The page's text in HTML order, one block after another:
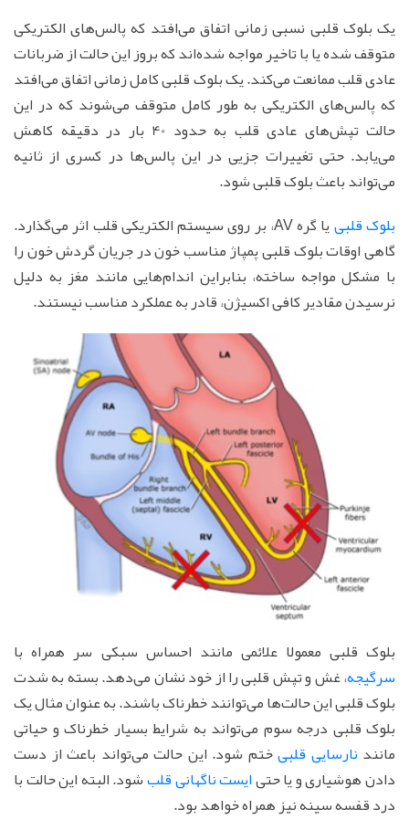
یک بلوک قلبی نسبی زمانی اتفاق می‌افتد که پالس‌های الکتریکی
متوقف شده یا با تاخیر مواجه شده‌اند که بروز این حالت از ضربانات
عادی قلب ممانعت می‌کند. یک بلوک قلبی کامل زمانی اتفاق می‌افتد
که پالس‌های الکتریکی به طور کامل متوقف می‌شوند که در این
حالت تپش‌های عادی قلب به حدود 40 بار در دقیقه کاهش
می‌یابد. حتی تغییرات جزیی در این پالس‌ها در کسری از ثانیه
می‌تواند باعث بلوک قلبی شود.
بلوک قلبی
یا گره AV، بر روی سیستم الکتریکی قلب اثر می‌گذارد.
گاهی اوقات بلوک قلبی پمپاژ مناسب خون در جریان گردش خون را
با مشکل مواجه ساخته، بنابراین اندام‌هایی مانند مغز به دلیل
نرسیدن مقادیر کافی اکسیژن، قادر به عملکرد مناسب نیستند.
بلوک قلبی معمولا علائمی مانند احساس سبکی سر همراه با
سرگیجه، غش و تپش قلبی را از خود نشان می‌دهد. بسته به شدت
بلوک قلبی این حالت‌ها می‌توانند خطرناک باشند. به عنوان مثال یک
بلوک قلبی درجه سوم می‌تواند به شرایط بسیار خطرناک و حیاتی
مانندنارسایی قلبیختم شود. این حالت می‌تواند باعث از دست
دادن هوشیاری و یا حتیایست ناگهانی قلبشود. البته این حالت با
درد قفسه سینه نیز همراه خواهد بود.